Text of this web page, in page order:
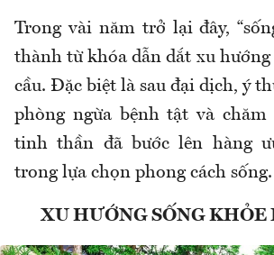
Trong vài năm trở lại đây,
thành từ khóa dẫn dắt xu
cầu. Đặc biệt là sau đại dịch, ý
phòng ngừa bệnh tật và
tinh thần đã bước lên hàng
trong lựa chọn phong cách sống.
XU HƯỚNG SỐNG KHỎE